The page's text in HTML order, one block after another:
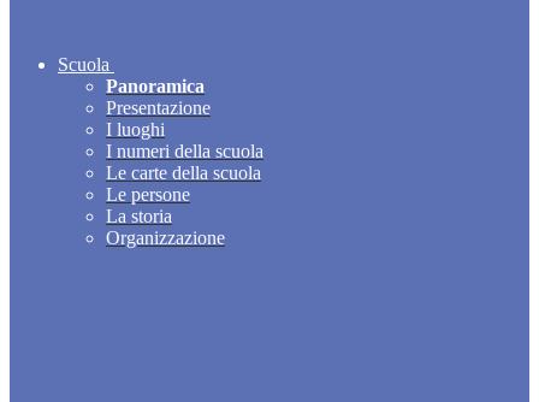
Scuola
Panoramica
Presentazione
I luoghi
I numeri della scuola
Le carte della scuola
Le persone
La storia
Organizzazione